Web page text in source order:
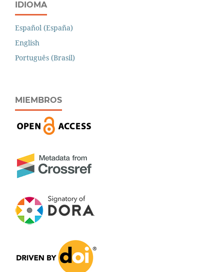
IDIOMA
Español (España)
English
Português (Brasil)
MIEMBROS